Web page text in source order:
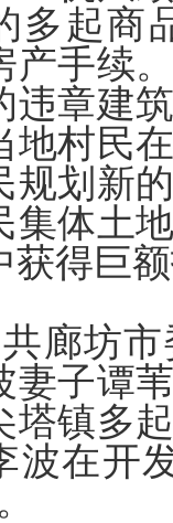
多起商
产手续
违章建
地村民
规划新
集体土
获得巨
廊坊
妻子谭
塔镇多
波在开